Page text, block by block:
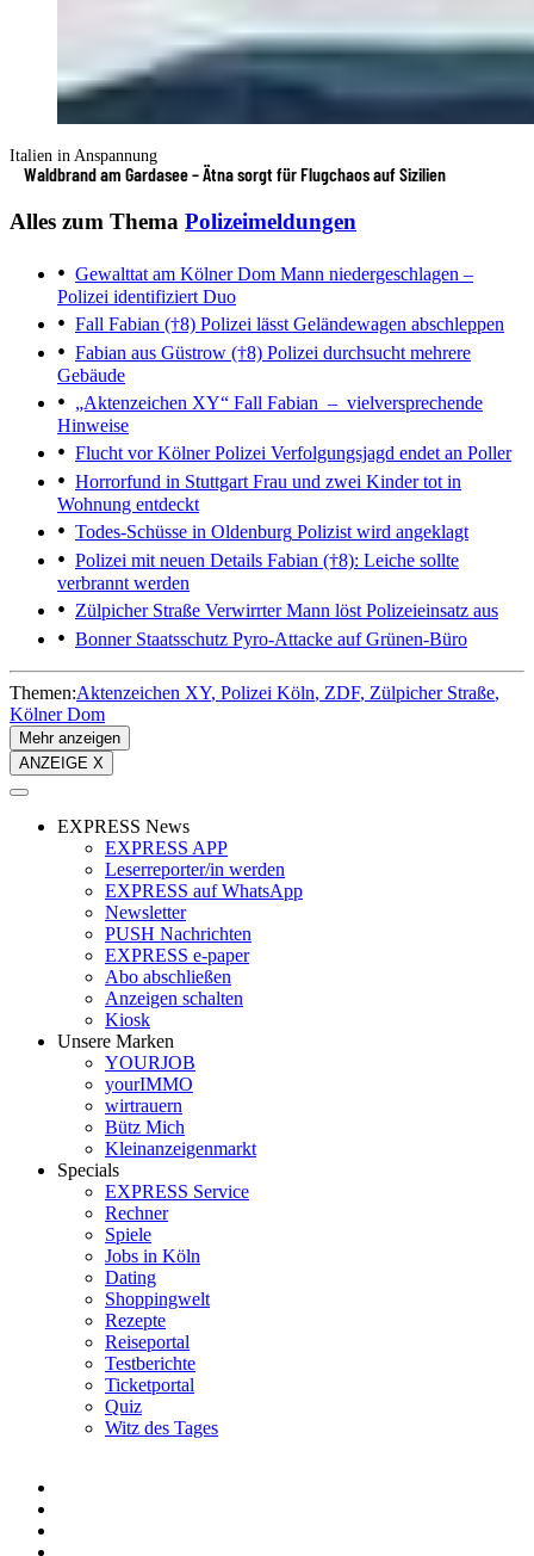
Italien in Anspannung
Waldbrand am Gardasee – Ätna sorgt für Flugchaos auf Sizilien
Alles zum Thema Polizeimeldungen
Gewalttat am Kölner Dom Mann niedergeschlagen –
Polizei identifiziert Duo
Fall Fabian (†8) Polizei lässt Geländewagen abschleppen
Fabian aus Güstrow (†8) Polizei durchsucht mehrere
Gebäude
„Aktenzeichen XY“ Fall Fabian – vielversprechende
Hinweise
Flucht vor Kölner Polizei Verfolgungsjagd endet an Poller
Horrorfund in Stuttgart Frau und zwei Kinder tot in
Wohnung entdeckt
Todes-Schüsse in Oldenburg Polizist wird angeklagt
Polizei mit neuen Details Fabian (†8): Leiche sollte
verbrannt werden
Zülpicher Straße Verwirrter Mann löst Polizeieinsatz aus
Bonner Staatsschutz Pyro-Attacke auf Grünen-Büro
Themen:Aktenzeichen XY Polizei Köln ZDF Zülpicher Straße
Kölner Dom
Mehr anzeigen
ANZEIGE X
EXPRESS News
EXPRESS APP
Leserreporter/in werden
EXPRESS auf WhatsApp
Newsletter
PUSH Nachrichten
EXPRESS e-paper
Abo abschließen
Anzeigen schalten
Kiosk
Unsere Marken
YOURJOB
yourIMMO
wirtrauern
Bütz Mich
Kleinanzeigenmarkt
Specials
EXPRESS Service
Rechner
Spiele
Jobs in Köln
Dating
Shoppingwelt
Rezepte
Reiseportal
Testberichte
Ticketportal
Quiz
Witz des Tages